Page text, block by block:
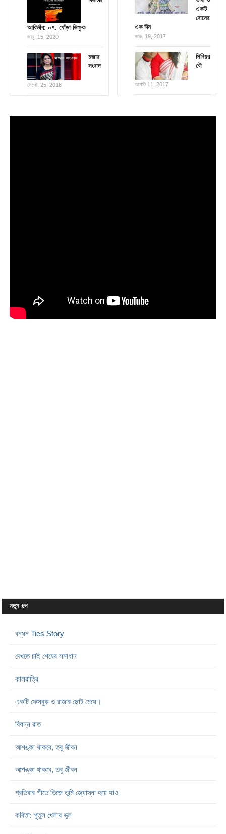
আবির্ভাব: ০৭. খোঁড়া ভিক্ষুক
জানু. 15, 2020
মজার
সংবাদ
সেপ্টে. 25, 2018
একটি
বোনের
এক দিন
নভে. 19, 2017
সিনিয়র
বৌ
আগস্ট 11, 2017
নতুন গল্প
বন্ধন Ties Story
দেখতে চাই শেষের সমাধান
কালরাত্রি
একটি ফেসবুক ও রাজার ছোট মেয়ে।
বিষন্ন রাত
আশঙ্কা থাকবে, তবু জীবন
আশঙ্কা থাকবে, তবু জীবন
প্রতিবার শীতে ভিজে তুমি জ্যোস্না হয়ে যাও
কবিতা: পুতুল খেলার ভুল